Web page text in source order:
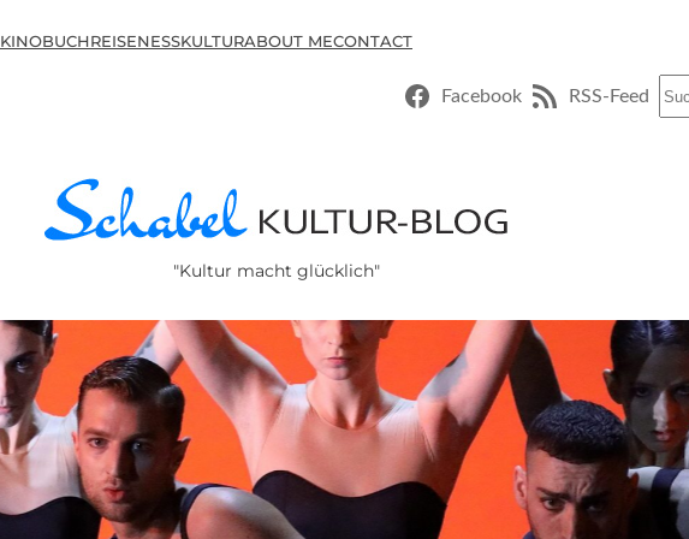
KINOBUCHREISENESSKULTURABOUT MECONTACT
Facebook RSS-Feed
"Kultur macht glücklich"